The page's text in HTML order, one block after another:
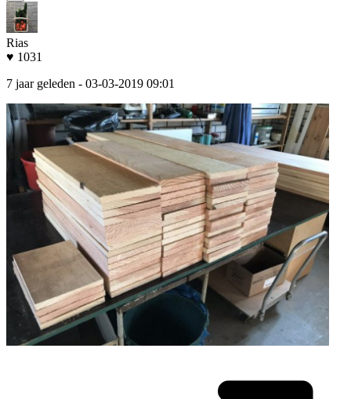
Rias
♥ 1031
7 jaar geleden - 03-03-2019 09:01